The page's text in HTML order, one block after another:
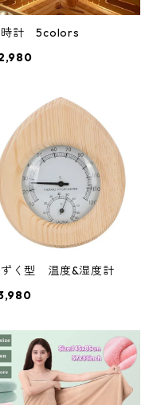
時計 5colors
ずく型 温度&湿度計